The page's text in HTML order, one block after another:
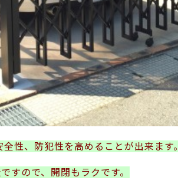
性、防犯性を高めることが出来ます。
すので、開閉もラクです。